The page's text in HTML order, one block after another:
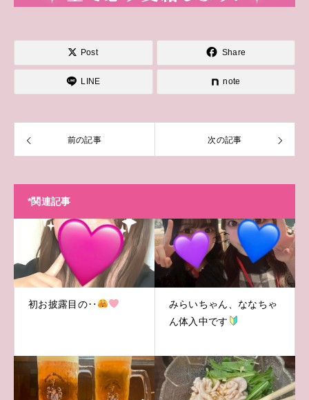
Post Share
LINE note
前の記事 次の記事
*関連記事
初お披露目の‥
みらいちゃん、ななちゃ
ん体入中です